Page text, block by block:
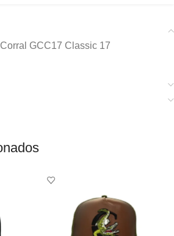
GCC17 Classic 17